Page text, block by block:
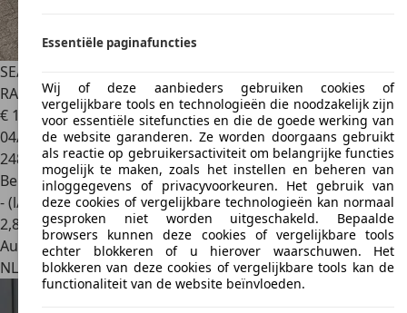
SEAT Altea
RAMEN*TREKHAAK*CRUISE
€ 1.850
04/2005
248.372 km
Benzine
- (l/100 km)
2,8
Autobedrijf
NL 7333 NCApeldoorn
Essentiële paginafuncties
Wij of deze aanbieders gebruiken cookies of
vergelijkbare tools en technologieën die noodzakelijk zijn
voor essentiële sitefuncties en die de goede werking van
de website garanderen. Ze worden doorgaans gebruikt
als reactie op gebruikersactiviteit om belangrijke functies
mogelijk te maken, zoals het instellen en beheren van
inloggegevens of privacyvoorkeuren. Het gebruik van
deze cookies of vergelijkbare technologieën kan normaal
gesproken niet worden uitgeschakeld. Bepaalde
browsers kunnen deze cookies of vergelijkbare tools
echter blokkeren of u hierover waarschuwen. Het
blokkeren van deze cookies of vergelijkbare tools kan de
functionaliteit van de website beïnvloeden.